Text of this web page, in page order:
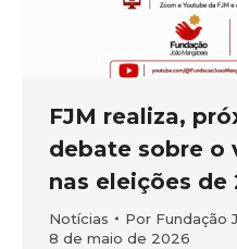
FJM realiza,
debate sobre o
nas eleições de
Notícias Por Fundação
8 de maio de 2026